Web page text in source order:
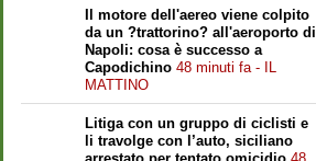
Il motore dell'aereo viene colpito
da un ?trattorino? all'aeroporto di
Napoli: cosa è successo a
Capodichino 48 minuti fa - IL
MATTINO
Litiga con un gruppo di ciclisti e
li travolge con l’auto, siciliano